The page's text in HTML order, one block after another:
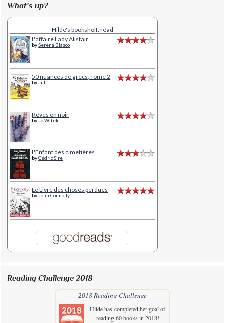
What's up?
Hilde's bookshelf: read
L'affaire Lady Alistair
bySerena Blasco
50 nuances de grecs, Tome 2
byJul
Rêves en noir
byJo Witek
L'Enfant des cimetières
byCédric Sire
Le Livre des choses perdues
byJohn Connolly
Reading Challenge 2018
2018 Reading Challenge
Hildehas completed her goal of
reading 60 books in 2018!